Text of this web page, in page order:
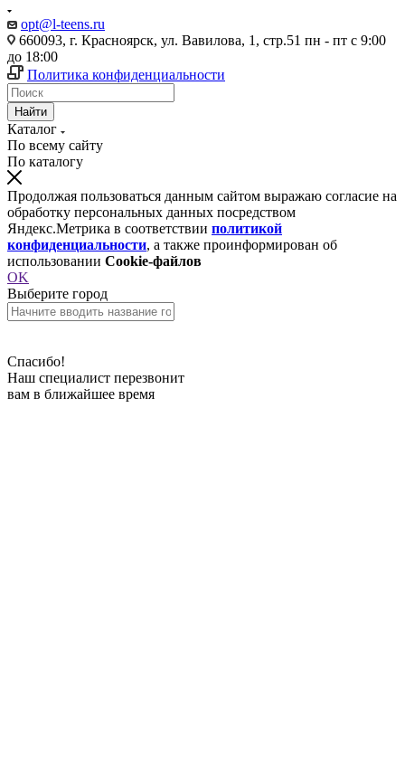
opt@l-teens.ru
660093, г. Красноярск, ул. Вавилова, 1, стр.51 пн - пт с 9:00
до 18:00
Политика конфиденциальности
Найти
Каталог
По всему сайту
По каталогу
Продолжая пользоваться данным сайтом выражаю согласие на
обработку персональных данных посредством
Яндекс.Метрика в соответствии политикой
конфиденциальности, а также проинформирован об
использовании Cookie-файлов
OK
Выберите город
Спасибо!
Наш специалист перезвонит
вам в ближайшее время